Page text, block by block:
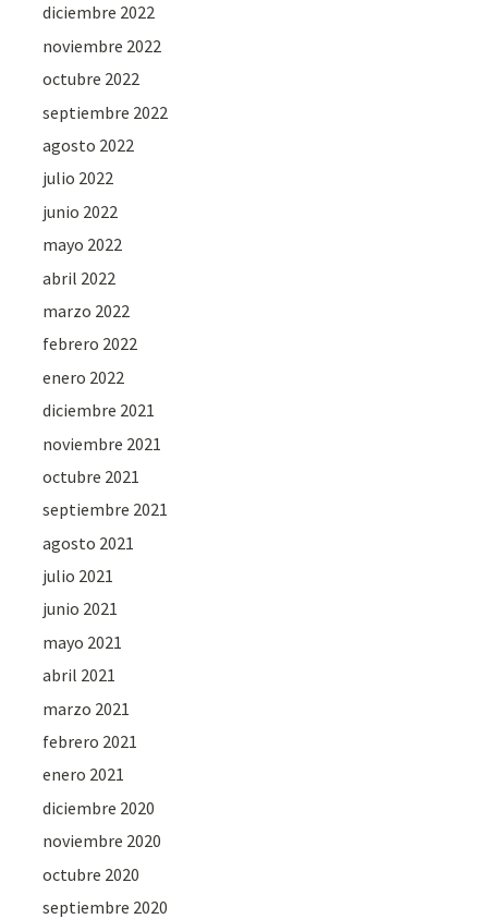
diciembre 2022
noviembre 2022
octubre 2022
septiembre 2022
agosto 2022
julio 2022
junio 2022
mayo 2022
abril 2022
marzo 2022
febrero 2022
enero 2022
diciembre 2021
noviembre 2021
octubre 2021
septiembre 2021
agosto 2021
julio 2021
junio 2021
mayo 2021
abril 2021
marzo 2021
febrero 2021
enero 2021
diciembre 2020
noviembre 2020
octubre 2020
septiembre 2020